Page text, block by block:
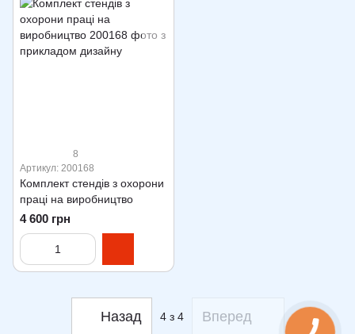
8
Артикул: 200168
Комплект стендів з охорони
праці на виробництво
4 600 грн
Назад 4з 4 Вперед